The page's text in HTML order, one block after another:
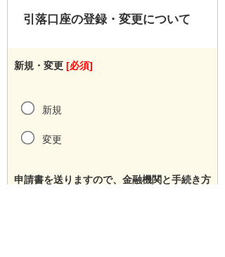
引落口座の登録・変更について
新規・変更 [必須]
新規
変更
申請書を送りますので、金融機関と手続き方